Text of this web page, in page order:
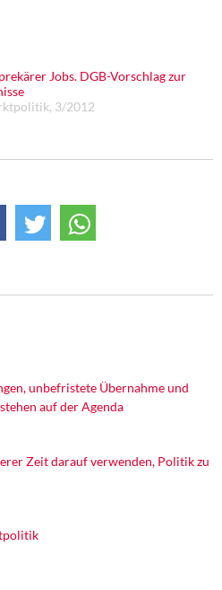
Jobs. DGB-Vorschlag zur
3/2012
unbefristete Übernahme und
auf der Agenda
Zeit darauf verwenden, Politik zu